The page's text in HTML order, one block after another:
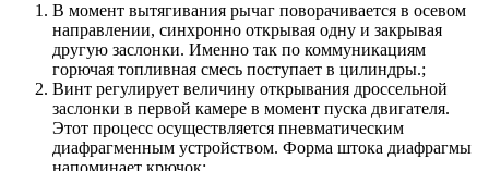
В момент вытягивания рычаг поворачивается в осевом
направлении, синхронно открывая одну и закрывая
другую заслонки. Именно так по коммуникациям
горючая топливная смесь поступает в цилиндры.;
Винт регулирует величину открывания дроссельной
заслонки в первой камере в момент пуска двигателя.
Этот процесс осуществляется пневматическим
диафрагменным устройством. Форма штока диафрагмы
напоминает крючок;